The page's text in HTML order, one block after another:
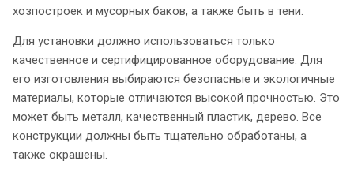
хозпостроек и мусорных баков, а также быть в тени.
Для установки должно использоваться только
качественное и сертифицированное оборудование. Для
его изготовления выбираются безопасные и экологичные
материалы, которые отличаются высокой прочностью. Это
может быть металл, качественный пластик, дерево. Все
конструкции должны быть тщательно обработаны, а
также окрашены.